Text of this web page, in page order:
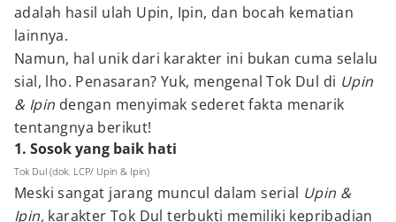
adalah hasil ulah Upin, Ipin, dan bocah kematian
lainnya.
Namun, hal unik dari karakter ini bukan cuma selalu
sial, lho. Penasaran? Yuk, mengenal Tok Dul di Upin
& Ipin dengan menyimak sederet fakta menarik
tentangnya berikut!
1. Sosok yang baik hati
Tok Dul (dok. LCP/ Upin & Ipin)
Meski sangat jarang muncul dalam serial Upin &
Ipin, karakter Tok Dul terbukti memiliki kepribadian